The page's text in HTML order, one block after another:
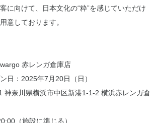
に向けて、日本文化の“粋”を感じていただけ
意しております。
赤レンガ倉庫店
日：2025年7月20日（日）
神奈川県横浜市中区新港1-1-2 横浜赤レンガ倉
（施設に準じる）